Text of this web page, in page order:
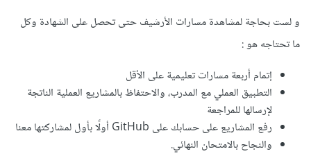
و لست بحاجة لمشاهدة مسارات الأرشيف حتى تحصل على الشهادة وكل
ما تحتاجه هو :
إتمام أربعة مسارات تعليمية على الأقل
التطبيق العملي مع المدرب، والاحتفاظ بالمشاريع العملية الناتجة
لإرسالها للمراجعة
رفع المشاريع على حسابك على GitHub أولًا بأول لمشاركتها معنا
والنجاح بالامتحان النهائي.